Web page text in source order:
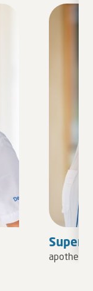
Super-